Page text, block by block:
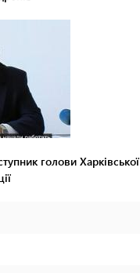
голови Харківської